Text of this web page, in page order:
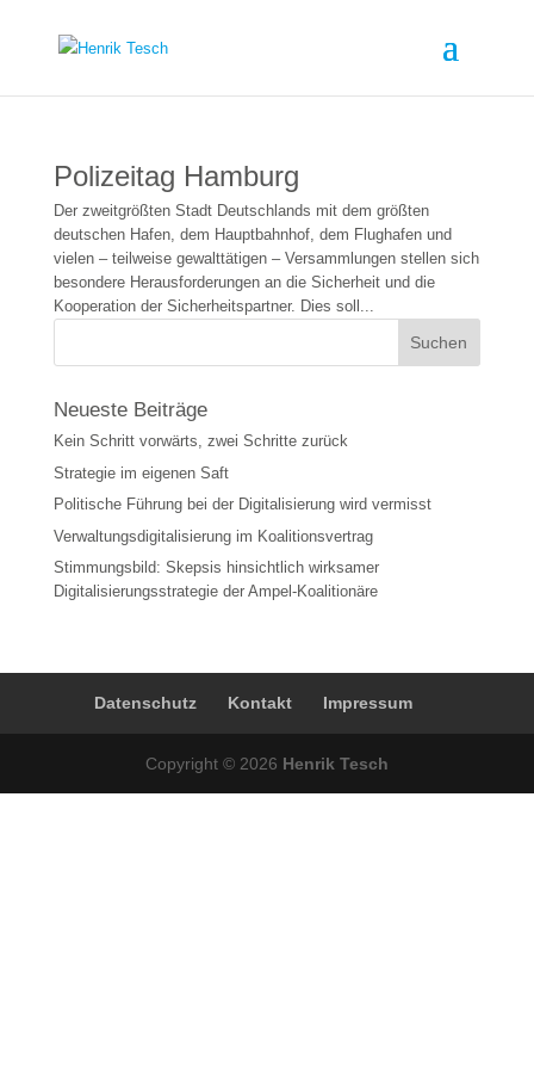
Polizeitag Hamburg
Der zweitgrößten Stadt Deutschlands mit dem größten
deutschen Hafen, dem Hauptbahnhof, dem Flughafen und
vielen – teilweise gewalttätigen – Versammlungen stellen sich
besondere Herausforderungen an die Sicherheit und die
Kooperation der Sicherheitspartner. Dies soll...
Neueste Beiträge
Kein Schritt vorwärts, zwei Schritte zurück
Strategie im eigenen Saft
Politische Führung bei der Digitalisierung wird vermisst
Verwaltungsdigitalisierung im Koalitionsvertrag
Stimmungsbild: Skepsis hinsichtlich wirksamer
Digitalisierungsstrategie der Ampel-Koalitionäre
Datenschutz Kontakt Impressum
Copyright © 2026 Henrik Tesch